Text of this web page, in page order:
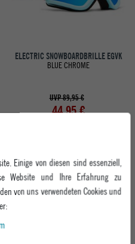
ELECTRIC SNOWBOARDBRILLE EGVK
BLUE CHROME
UVP 89,95 €
44,95 €
Einige von diesen sind essenziell,
Website und Ihre Erfahrung zu
von uns verwendeten Cookies und